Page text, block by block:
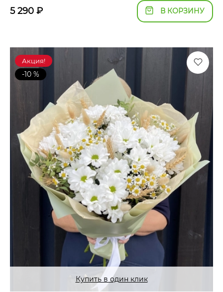
5 290 ₽ В КОРЗИНУ
Акция!
-10 %
Купить в один клик